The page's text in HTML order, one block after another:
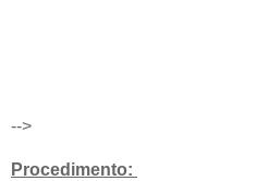
-->
Procedimento: